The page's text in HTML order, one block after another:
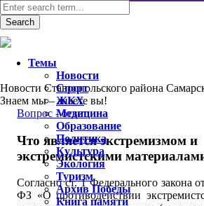
Новости Ставропольского района
Знаем мы – знаете вы!
Вопрос - ответ
Что является экстремизмом и
экстремистскими
Согласно ст. 1 Федерального закона
ФЗ «О противодействии
Темы
Новости
Спорт
ЖКХ
Медицина
Образование
Политика
Культура
Экология
Туризм
Архив Победы
Книга памяти